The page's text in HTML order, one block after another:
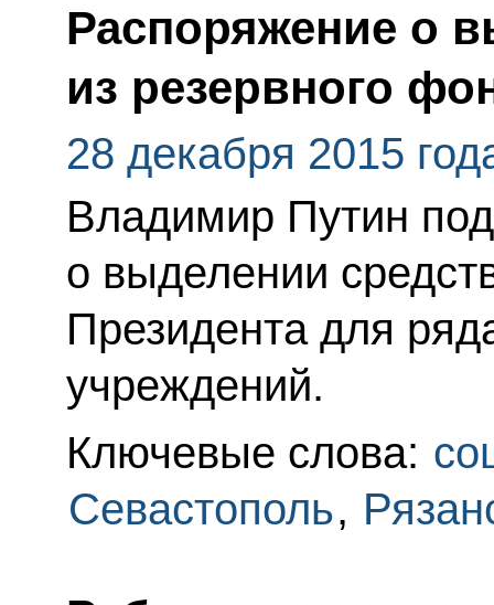
Распоряжение о
из резервного
28 декабря 2015
Владимир Путин
о выделении
Президента для
учреждений.
Ключевые слова:
Севастополь,